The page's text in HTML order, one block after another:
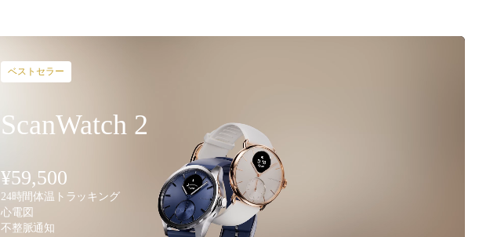
ベストセラー
ScanWatch 2
¥59,500
24時間体温トラッキング
心電図
不整脈通知